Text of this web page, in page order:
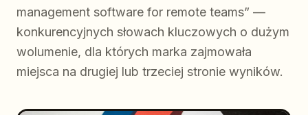
management software for remote teams” —
konkurencyjnych słowach kluczowych o dużym
wolumenie, dla których marka zajmowała
miejsca na drugiej lub trzeciej stronie wyników.